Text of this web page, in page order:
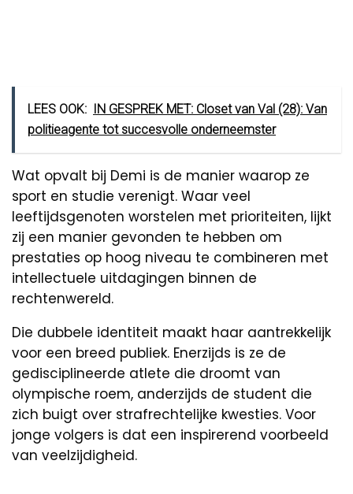
LEES OOK: IN GESPREK MET: Closet van Val (28): Van
politieagente tot succesvolle onderneemster
Wat opvalt bij Demi is de manier waarop ze
sport en studie verenigt. Waar veel
leeftijdsgenoten worstelen met prioriteiten, lijkt
zij een manier gevonden te hebben om
prestaties op hoog niveau te combineren met
intellectuele uitdagingen binnen de
rechtenwereld.
Die dubbele identiteit maakt haar aantrekkelijk
voor een breed publiek. Enerzijds is ze de
gedisciplineerde atlete die droomt van
olympische roem, anderzijds de student die
zich buigt over strafrechtelijke kwesties. Voor
jonge volgers is dat een inspirerend voorbeeld
van veelzijdigheid.